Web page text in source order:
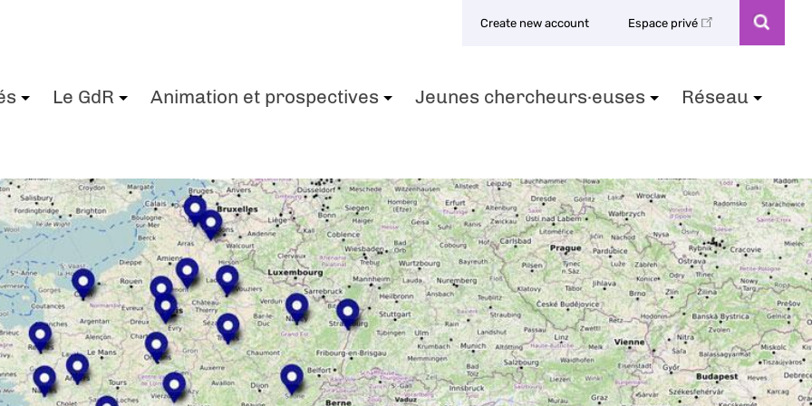
Create new account Espace privé
Le GdR Animation et prospectives Jeunes chercheurs·euses Réseau